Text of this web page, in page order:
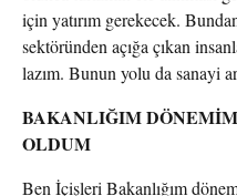
için yatırım gerekecek.
sektöründen açığa çıkan
lazım. Bunun yolu da sanayi
BAKANLIĞIM
OLDUM
Ben İçişleri Bakanlığım